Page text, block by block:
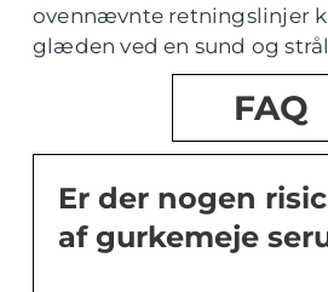
ovennævnte retningslinjer
glæden ved en sund og
FAQ
Er der nogen
af gurkemeje